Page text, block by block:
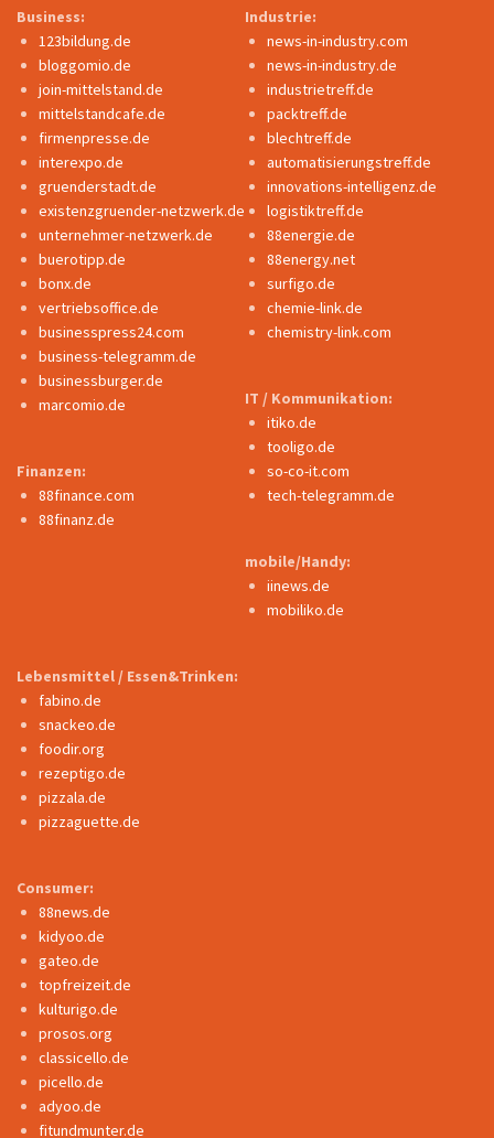
Business:
123bildung.de
bloggomio.de
join-mittelstand.de
mittelstandcafe.de
firmenpresse.de
interexpo.de
gruenderstadt.de
existenzgruender-netzwerk.de
unternehmer-netzwerk.de
buerotipp.de
bonx.de
vertriebsoffice.de
businesspress24.com
business-telegramm.de
businessburger.de
marcomio.de
Finanzen:
88finance.com
88finanz.de
Industrie:
news-in-industry.com
news-in-industry.de
industrietreff.de
packtreff.de
blechtreff.de
automatisierungstreff.de
innovations-intelligenz.de
logistiktreff.de
88energie.de
88energy.net
surfigo.de
chemie-link.de
chemistry-link.com
IT / Kommunikation:
itiko.de
tooligo.de
so-co-it.com
tech-telegramm.de
mobile/Handy:
iinews.de
mobiliko.de
Lebensmittel / Essen&Trinken:
fabino.de
snackeo.de
foodir.org
rezeptigo.de
pizzala.de
pizzaguette.de
Consumer:
88news.de
kidyoo.de
gateo.de
topfreizeit.de
kulturigo.de
prosos.org
classicello.de
picello.de
adyoo.de
fitundmunter.de